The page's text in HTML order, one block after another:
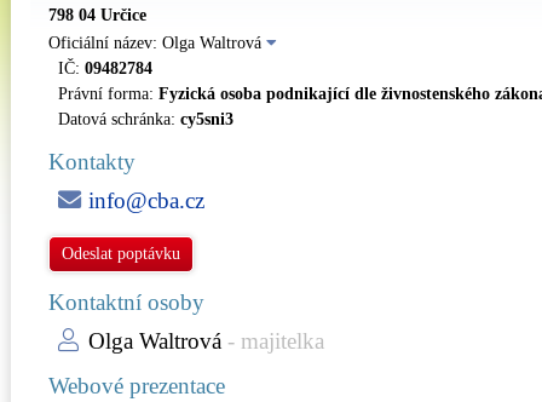
798 04 Určice
Oficiální název: Olga Waltrová
IČ: 09482784
Právní forma: Fyzická osoba podnikající dle živnostenského
Datová schránka: cy5sni3
Kontakty
info@cba.cz
Odeslat poptávku
Kontaktní osoby
Olga Waltrová - majitelka
Webové prezentace